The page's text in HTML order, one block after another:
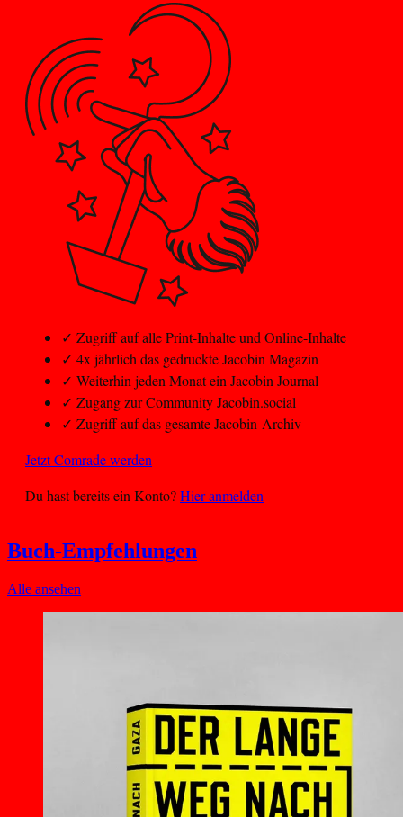
✓ Zugriff auf alle Print-Inhalte und Online-Inhalte
✓ 4x jährlich das gedruckte Jacobin Magazin
✓ Weiterhin jeden Monat ein Jacobin Journal
✓ Zugang zur Community Jacobin.social
✓ Zugriff auf das gesamte Jacobin-Archiv
Jetzt Comrade werden
Du hast bereits ein Konto?Hier anmelden
Buch-Empfehlungen
Alle ansehen